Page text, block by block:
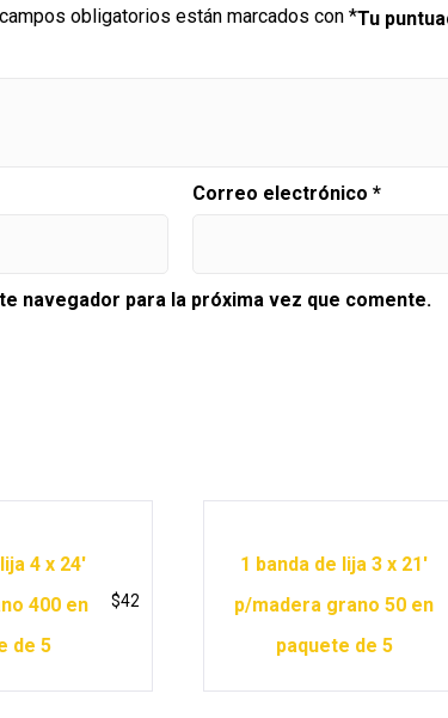
obligatorios están marcados con *Tu
Correo electrónico *
navegador para la próxima vez que comente.
4 x 24′
400 en
de 5
$42
1 banda de lija 3 x 21′
p/madera grano 50 en
paquete de 5